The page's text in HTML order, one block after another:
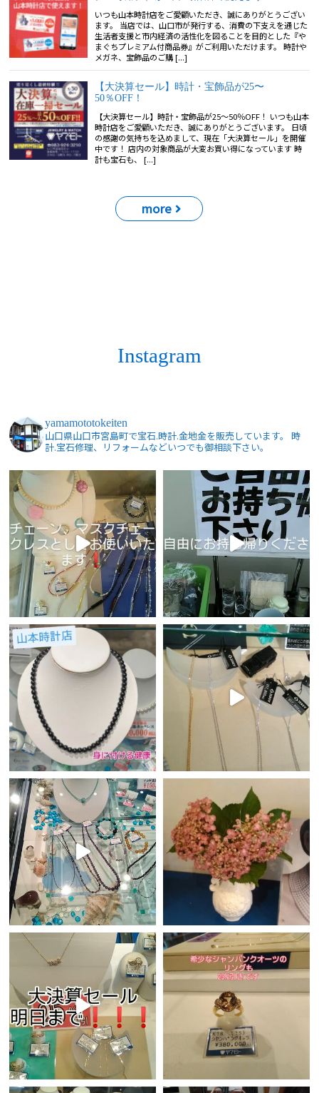
いつも山本時計店をご愛顧いただき、誠にありがとうござい
ます。 当店では、山口市が発行する、消費の下支えを通じた
生活者支援と市内経済の活性化を図ることを目的とした『や
まぐちプレミアム付商品券』がご利用いただけます。 時計や
メガネ、宝飾品のご購 [...]
【大決算セール】時計・宝飾品が25〜
50％OFF！
【大決算セール】時計・宝飾品が25〜50％OFF！ いつも山本
時計店をご愛顧いただき、誠にありがとうございます。 日頃
の感謝の気持ちを込めまして、現在「大決算セール」を開催
中です！ 店内の対象商品が大変お買い得になっています 時
計も宝石も、 [...]
more
Instagram
yamamototokeiten
山口県山口市宮島町で宝石.時計.金地金を販売しています。
時
計.宝石修理、リフォームなどいつでも御相談下さい。